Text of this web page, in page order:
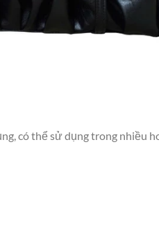
có thể sử dụng trong nhiều